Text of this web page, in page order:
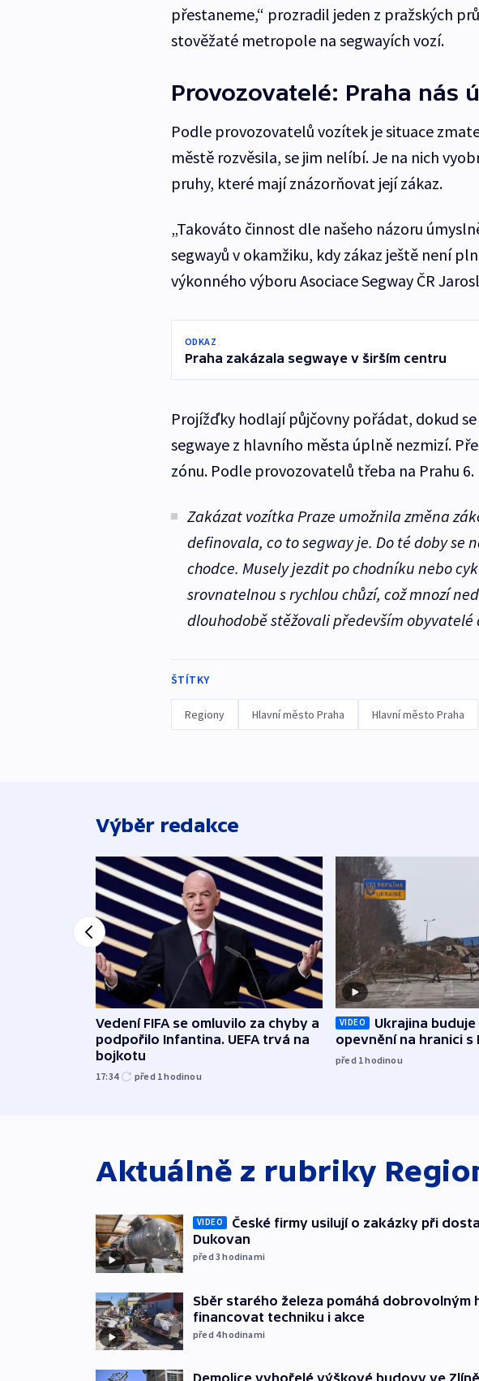
přestaneme,“ prozradil jeden z pražských
stověžaté metropole na segwayích vozí.
Provozovatelé: Praha nás
Podle provozovatelů vozítek je situace
městě rozvěsila, se jim nelíbí. Je na nich
pruhy, které mají znázorňovat její zákaz.
„Takováto činnost dle našeho názoru
segwayů v okamžiku, kdy zákaz ještě není
výkonného výboru Asociace Segway ČR
ODKAZ
Praha zakázala segwaye v širším centru
Projížďky hodlají půjčovny pořádat, dokud
segwaye z hlavního města úplně nezmizí.
zónu. Podle provozovatelů třeba na Prahu 6.
Zakázat vozítka Praze umožnila změna
definovala, co to segway je. Do té doby se
chodce. Musely jezdit po chodníku nebo
srovnatelnou s rychlou chůzí, což mnozí
dlouhodobě stěžovali především obyvatelé
ŠTÍTKY
Regiony Hlavní město Praha Hlavní město Praha
Výběr redakce
Vedení FIFA se omluvilo za chyby a
podpořilo Infantina. UEFA trvá na
bojkotu
17:34 před 1hodinou
VIDEO
Ukrajina buduje
opevnění na hranici s
před 1hodinou
Aktuálně z rubriky
VIDEO
České firmy usilují o zakázky při
Dukovan
před 3hodinami
Sběr starého železa pomáhá dobrovolným
financovat techniku i akce
před 4hodinami